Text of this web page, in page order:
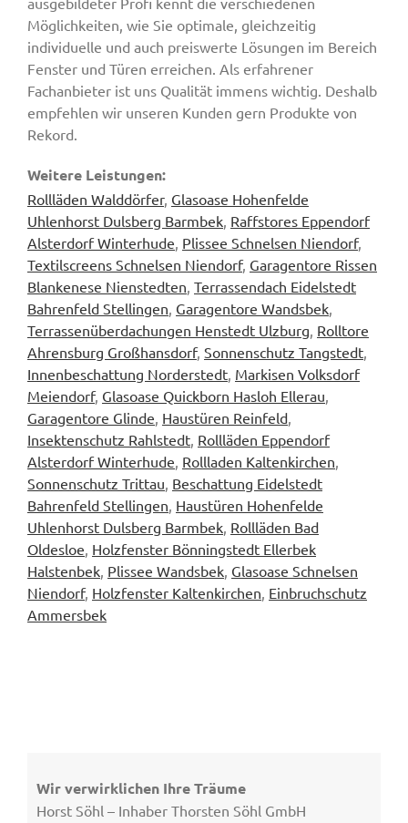
Möglichkeiten, wie Sie optimale, gleichzeitig
individuelle und auch preiswerte Lösungen im Bereich
Fenster und Türen erreichen. Als erfahrener
Fachanbieter ist uns Qualität immens wichtig. Deshalb
empfehlen wir unseren Kunden gern Produkte von
Rekord.
Weitere Leistungen:
Rollläden Walddörfer, Glasoase Hohenfelde
Uhlenhorst Dulsberg Barmbek, Raffstores Eppendorf
Alsterdorf Winterhude, Plissee Schnelsen Niendorf,
Textilscreens Schnelsen Niendorf, Garagentore Rissen
Blankenese Nienstedten, Terrassendach Eidelstedt
Bahrenfeld Stellingen, Garagentore Wandsbek,
Terrassenüberdachungen Henstedt Ulzburg, Rolltore
Ahrensburg Großhansdorf, Sonnenschutz Tangstedt,
Innenbeschattung Norderstedt, Markisen Volksdorf
Meiendorf, Glasoase Quickborn Hasloh Ellerau,
Garagentore Glinde, Haustüren Reinfeld,
Insektenschutz Rahlstedt, Rollläden Eppendorf
Alsterdorf Winterhude, Rollladen Kaltenkirchen,
Sonnenschutz Trittau, Beschattung Eidelstedt
Bahrenfeld Stellingen, Haustüren Hohenfelde
Uhlenhorst Dulsberg Barmbek, Rollläden Bad
Oldesloe, Holzfenster Bönningstedt Ellerbek
Halstenbek, Plissee Wandsbek, Glasoase Schnelsen
Niendorf, Holzfenster Kaltenkirchen, Einbruchschutz
Ammersbek
Wir verwirklichen Ihre Träume
Horst Söhl – Inhaber Thorsten Söhl GmbH